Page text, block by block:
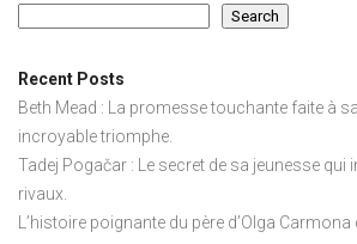
Search
Recent Posts
Beth Mead : La promesse touchante faite à
incroyable triomphe.
Tadej Pogačar : Le secret de sa jeunesse qui
rivaux.
L’histoire poignante du père d’Olga